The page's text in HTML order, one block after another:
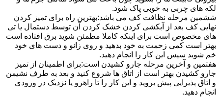
لکه های چربی به خوبی پاک شود.
ششمین مرحله نظافت کف می باشد:بهترین راه برای تمیز کردن
نهایی کف بعد از آبکشی کردن خشک کردن آن توسط دستمال یا تی
های مخصوص است برای اینکه کاملا مطمئن شوید برق افتاده است
بهتر است کمی زحمت به خود بدهید و روی زانو و دست های خود
خم شوید سپس این کار را انجام دهید.
هفتمین و آخرین مرحله جارو کشیدن است:برای اطمینان از تمیز
جارو کشیدن بهتر است از اتاق ها شروع کنید و بعد به طرف نشیمن
و اتاق پذیرایی پیش بروید و این کار را تا راهرو یا نزدیک در ورودی
انجام دهید.